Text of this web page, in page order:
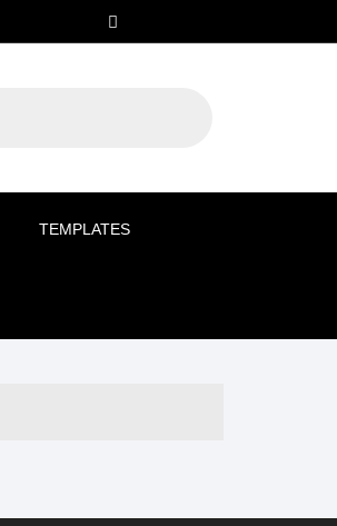
TEMPLATES